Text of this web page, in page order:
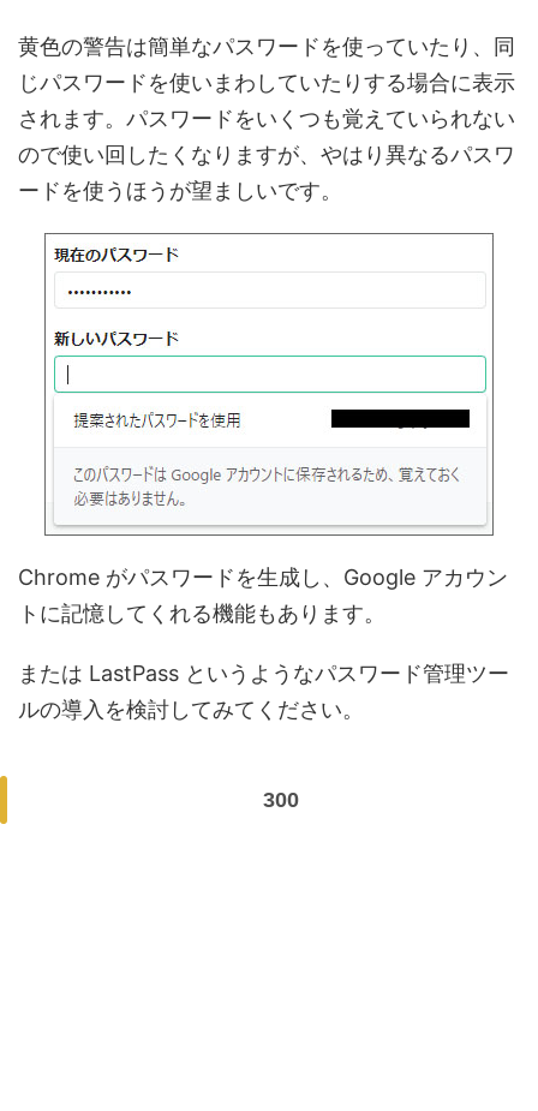
黄色の警告は簡単なパスワードを使っていたり、同
じパスワードを使いまわしていたりする場合に表示
されます。パスワードをいくつも覚えていられない
ので使い回したくなりますが、やはり異なるパスワ
ードを使うほうが望ましいです。
Chrome がパスワードを生成し、Google アカウン
トに記憶してくれる機能もあります。
または LastPass というようなパスワード管理ツー
ルの導入を検討してみてください。
300